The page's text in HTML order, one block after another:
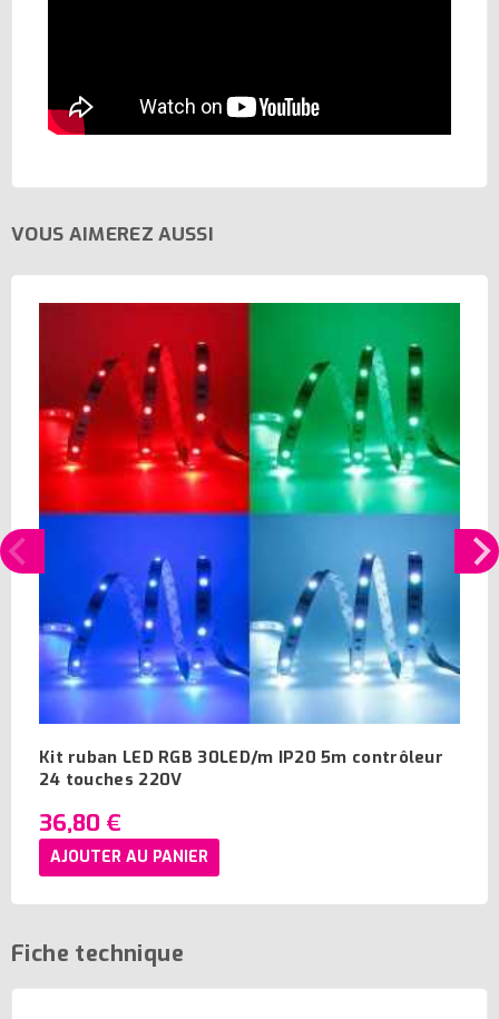
VOUS AIMEREZ AUSSI
Kit ruban LED RGB 30LED/m IP20 5m contrôleur
24 touches 220V
36,80 €
AJOUTER AU PANIER
Fiche technique